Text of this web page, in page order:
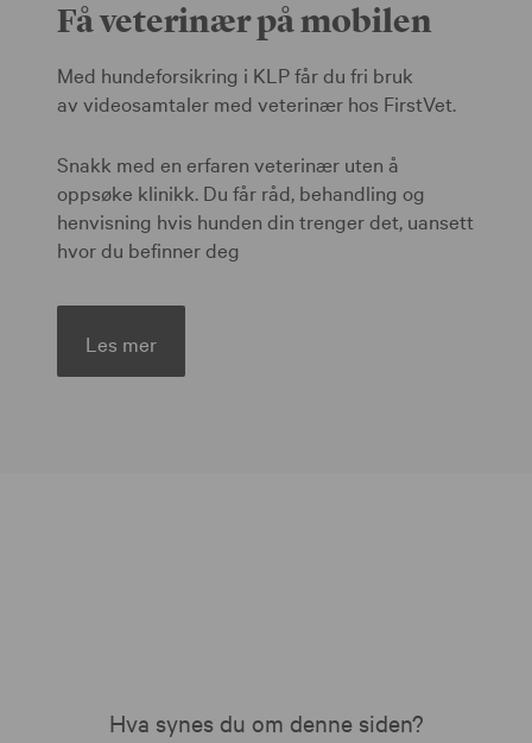
Få veterinær på mobilen
Med hundeforsikring i KLP får du fri bruk
av videosamtaler med veterinær hos FirstVet.
Snakk med en erfaren veterinær uten å
oppsøke klinikk. Du får råd, behandling og
henvisning hvis hunden din trenger det, uansett
hvor du befinner deg
Les mer
Hva synes du om denne siden?